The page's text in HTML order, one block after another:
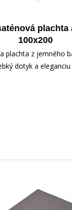
plachta
100x200
plachta z jemného
dotyk a